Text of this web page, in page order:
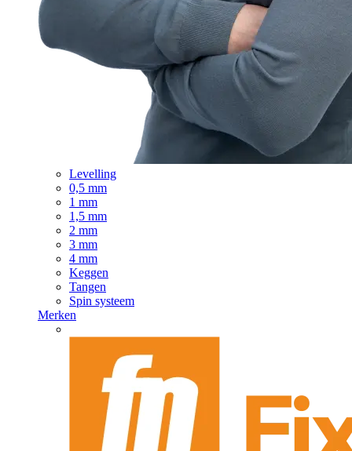
Levelling
0,5 mm
1 mm
1,5 mm
2 mm
3 mm
4 mm
Keggen
Tangen
Spin systeem
Merken